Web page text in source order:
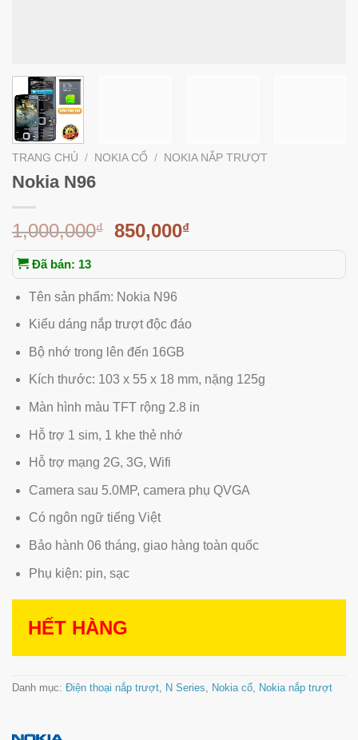
TRANG CHỦ / NOKIA CỔ / NOKIA NẮP TRƯỢT
Nokia N96
1,000,000₫ 850,000₫
Đã bán: 13
Tên sản phẩm: Nokia N96
Kiểu dáng nắp trượt độc đáo
Bộ nhớ trong lên đến 16GB
Kích thước: 103 x 55 x 18 mm, nặng 125g
Màn hình màu TFT rộng 2.8 in
Hỗ trợ 1 sim, 1 khe thẻ nhớ
Hỗ trợ mạng 2G, 3G, Wifi
Camera sau 5.0MP, camera phụ QVGA
Có ngôn ngữ tiếng Việt
Bảo hành 06 tháng, giao hàng toàn quốc
Phụ kiện: pin, sạc
HẾT HÀNG
Danh mục: Điện thoại nắp trượt, N Series, Nokia cổ, Nokia nắp trượt